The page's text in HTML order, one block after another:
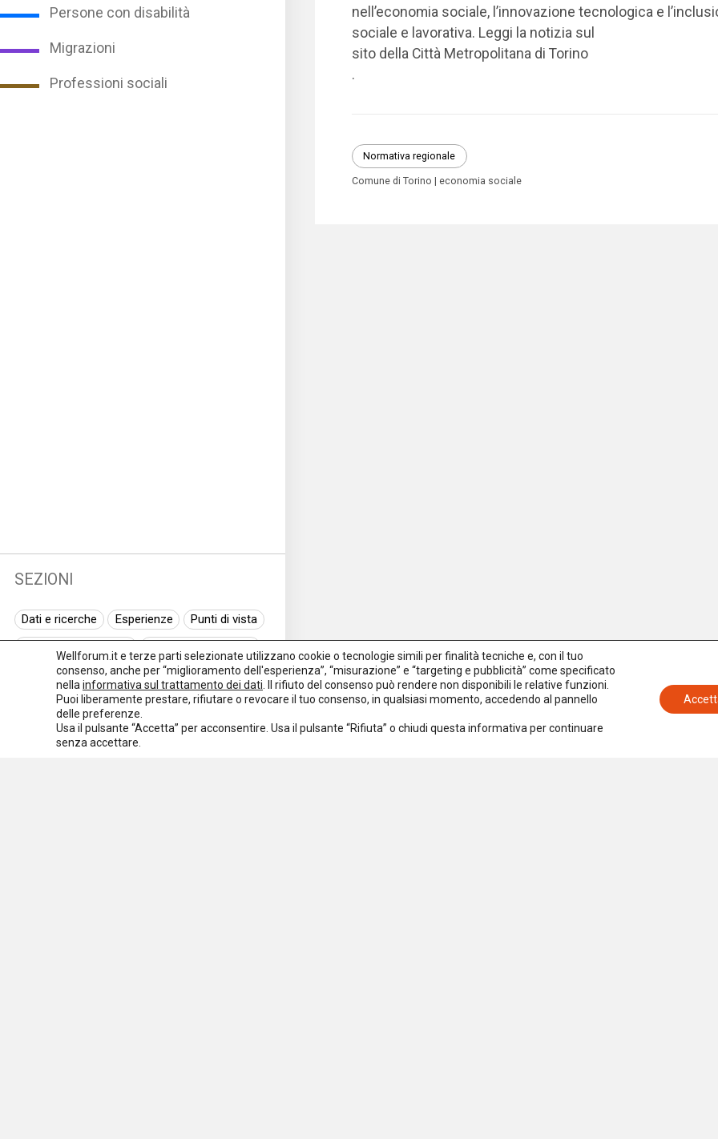
Persone con disabilità
Migrazioni
Professioni sociali
SEZIONI
Dati e ricerche Esperienze
Punti di vista
Normativa europea
Rassegna normativa
I seminari di Welforum
Eventi
Spazio ai promotori
nell’economia sociale, l’innovazione tecnologica e
sociale e lavorativa. Leggi la notizia sul
sito della Città Metropolitana di Torino
.
Normativa regionale
Comune di Torino economia sociale
Wellforum.it e terze parti selezionate utilizzano cookie o tecnologie simili per finalità tecniche e, con il tuo
consenso, anche per “miglioramento dell'esperienza”, “misurazione” e “targeting e pubblicità” come specificato
nella informativa sul trattamento dei dati . Il rifiuto del consenso può rendere non disponibili le relative funzioni.
Puoi liberamente prestare, rifiutare o revocare il tuo consenso, in qualsiasi momento, accedendo al pannello
delle preferenze.
Usa il pulsante “Accetta” per acconsentire. Usa il pulsante “Rifiuta” o chiudi questa informativa per continuare
senza accettare.